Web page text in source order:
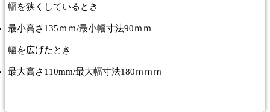
幅を狭くしているとき
最小高さ135ｍｍ/最小幅寸法90ｍｍ
幅を広げたとき
最大高さ110mm/最大幅寸法180ｍｍｍ